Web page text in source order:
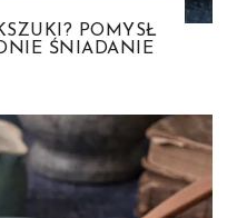
POMYSŁ
ŚNIADANIE